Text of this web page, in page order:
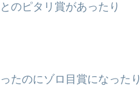
のピタリ賞があったり
たのにゾロ目賞になったり